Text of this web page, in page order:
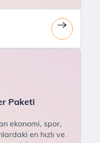
Paketi
ekonomi, spor,
en hızlı ve